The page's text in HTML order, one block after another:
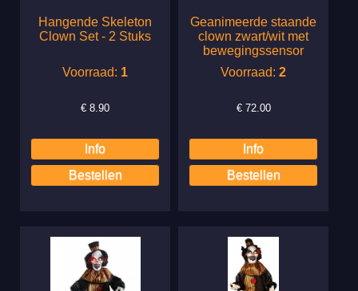
Hangende Skeleton
Clown Set - 2 Stuks
Voorraad: 1
€8.90
Geanimeerde staande
clown zwart/wit met
bewegingssensor
Voorraad:2
€ 72.00